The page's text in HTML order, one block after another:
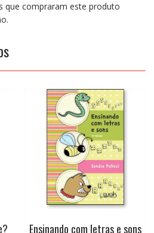
que compraram este produto
Ensinando com letras e sons